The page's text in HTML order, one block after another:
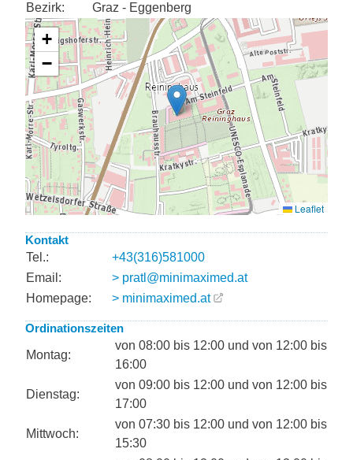
Bezirk:
Graz - Eggenberg
Kontakt
Tel.:
+43(316)581000
Email:
> pratl@minimaximed.at
Homepage:
> minimaximed.at
Ordinationszeiten
Montag:
von 08:00 bis 12:00 und von 12:00 bis
16:00
Dienstag:
von 09:00 bis 12:00 und von 12:00 bis
17:00
Mittwoch:
von 07:30 bis 12:00 und von 12:00 bis
15:30